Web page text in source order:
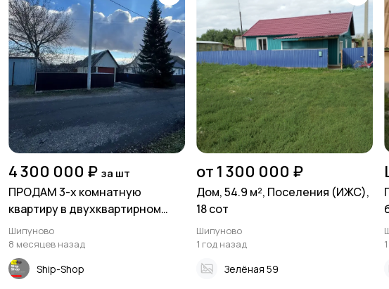
4 300 000 ₽ за шт
ПРОДАМ 3-х комнатную
квартиру в двухквартирном
доме на земле в Шипуново 78,2
кв.м
Шипуново
8 месяцев назад
Ship-Shop
от 1 300 000 ₽
Дом, 54.9 м², Поселения (ИЖС),
18 сот
Шипуново
1 год назад
Зелёная 59